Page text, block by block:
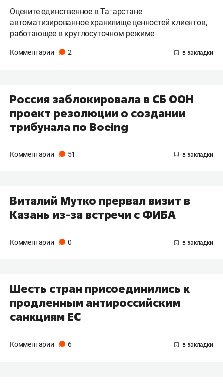
Оцените единственное в Татарстане
автоматизированное хранилище ценностей клиентов,
работающее в круглосуточном режиме
Комментарии 2
Россия заблокировала в СБ ООН
проект резолюции о создании
трибунала по Boeing
Комментарии 51
Виталий Мутко прервал визит в
Казань из-за встречи с ФИБА
Комментарии 0
Шесть стран присоединились к
продленным антироссийским
санкциям ЕС
Комментарии 6